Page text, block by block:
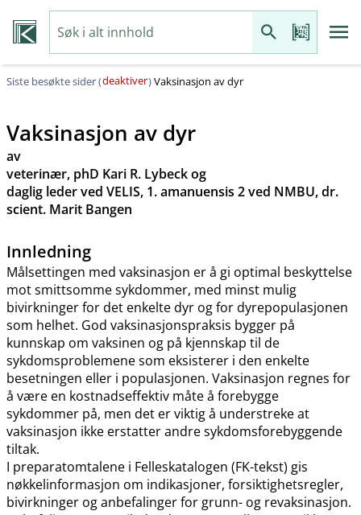
Siste besøkte sider (deaktiver)Vaksinasjon av dyr
Vaksinasjon av dyr
av
veterinær, phD Kari R. Lybeck og
daglig leder ved VELIS, 1. amanuensis 2 ved NMBU, dr.
scient. Marit Bangen
Innledning
Målsettingen med vaksinasjon er å gi optimal beskyttelse
mot smittsomme sykdommer, med minst mulig
bivirkninger for det enkelte dyr og for dyrepopulasjonen
som helhet. God vaksinasjonspraksis bygger på
kunnskap om vaksinen og på kjennskap til de
sykdomsproblemene som eksisterer i den enkelte
besetningen eller i populasjonen. Vaksinasjon regnes for
å være en kostnadseffektiv måte å forebygge
sykdommer på, men det er viktig å understreke at
vaksinasjon ikke erstatter andre sykdomsforebyggende
tiltak.
I preparatomtalene i Felleskatalogen (FK-tekst) gis
nøkkelinformasjon om indikasjoner, forsiktighetsregler,
bivirkninger og anbefalinger for grunn- og revaksinasjon.